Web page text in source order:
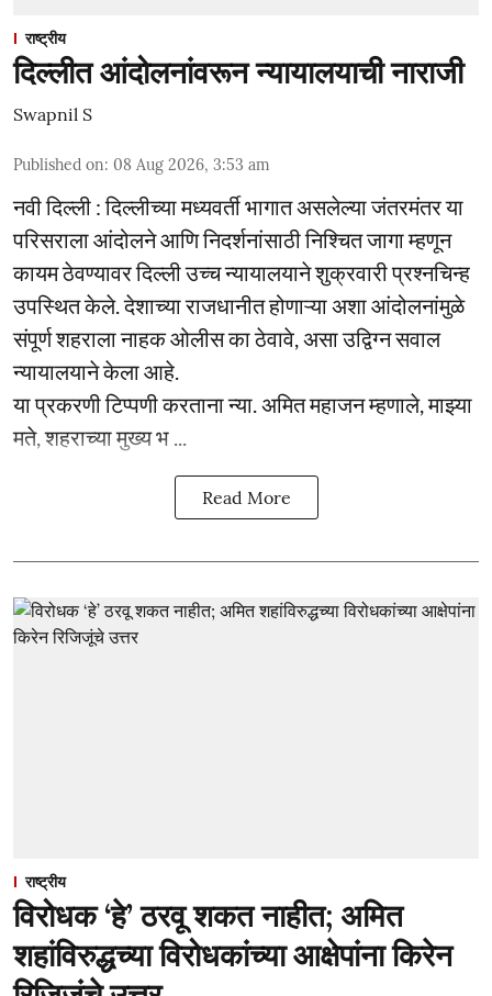
राष्ट्रीय
दिल्लीत आंदोलनांवरून न्यायालयाची नाराजी
Swapnil S
Published on: 08 Aug 2026, 3:53 am
नवी दिल्ली : दिल्लीच्या मध्यवर्ती भागात असलेल्या जंतरमंतर या
परिसराला आंदोलने आणि निदर्शनांसाठी निश्चित जागा म्हणून
कायम ठेवण्यावर दिल्ली उच्च न्यायालयाने शुक्रवारी प्रश्नचिन्ह
उपस्थित केले. देशाच्या राजधानीत होणाऱ्या अशा आंदोलनांमुळे
संपूर्ण शहराला नाहक ओलीस का ठेवावे, असा उद्विग्न सवाल
न्यायालयाने केला आहे.
या प्रकरणी टिप्पणी करताना न्या. अमित महाजन म्हणाले, माझ्या
मते, शहराच्या मुख्य भ ...
Read More
राष्ट्रीय
विरोधक ‘हे’ ठरवू शकत नाहीत; अमित
शहांविरुद्धच्या विरोधकांच्या आक्षेपांना किरेन